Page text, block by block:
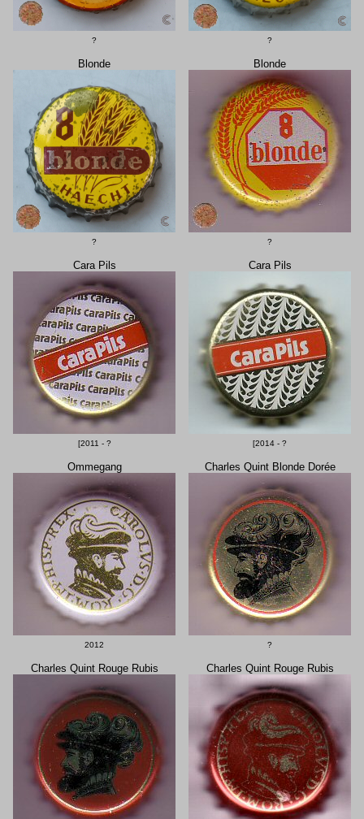
? ?
Blonde
?
Blonde
?
Cara Pils
[2011 - ?
Cara Pils
[2014 - ?
Ommegang
2012
Charles Quint Blonde Dorée
?
Charles Quint Rouge Rubis Charles Quint Rouge Rubis